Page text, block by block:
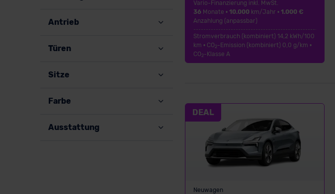
Antrieb
Türen
Sitze
Farbe
Ausstattung
Vario-Finanzierung inkl. MwSt.
36 Monate •10.000 km/Jahr •1.000 €
Anzahlung (anpassbar)
Stromverbrauch (kombiniert) 14,2 kWh/100
km • CO2-Emission (kombiniert) 0,0 g/km •
CO2-Klasse A
DEAL
Neuwagen